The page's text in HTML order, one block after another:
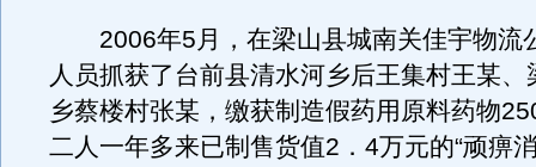
2006年5月，在梁山县城南关佳宇物流
人员抓获了台前县清水河乡后王集村王某、
乡蔡楼村张某，缴获制造假药用原料药物
二人一年多来已制售货值2．4万元的“顽痹